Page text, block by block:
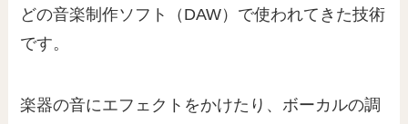
どの音楽制作ソフト（DAW）で使われてきた技術
です。
楽器の音にエフェクトをかけたり、ボーカルの調